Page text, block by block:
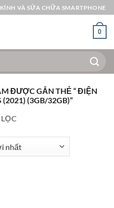
VÀ SỬA CHỮA SMARTPHONE
0
ĐƯỢC GẮN THẺ “ ĐIỆN
(3GB/32GB)”
LỌC